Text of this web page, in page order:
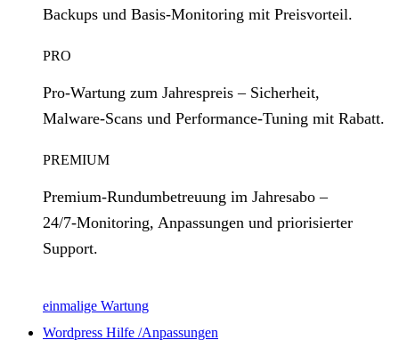
Backups und Basis‑Monitoring mit Preisvorteil.
PRO
Pro‑Wartung zum Jahrespreis – Sicherheit,
Malware‑Scans und Performance‑Tuning mit Rabatt.
PREMIUM
Premium‑Rundumbetreuung im Jahresabo –
24/7‑Monitoring, Anpassungen und priorisierter
Support.
einmalige Wartung
Wordpress Hilfe /Anpassungen